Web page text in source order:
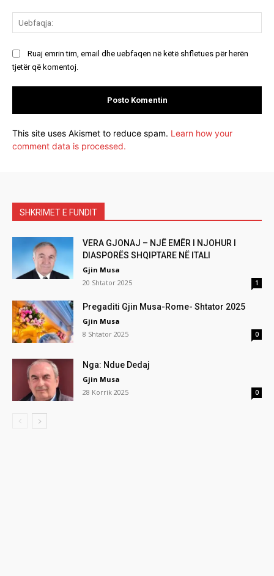
Ruaj emrin tim, email dhe uebfaqen në këtë shfletues për herën
tjetër që komentoj.
This site uses Akismet to reduce spam. Learn how your
comment data is processed.
SHKRIMET E FUNDIT
VERA GJONAJ – NJË EMËR I NJOHUR I
DIASPORËS SHQIPTARE NË ITALI
Gjin Musa
20 Shtator 2025
1
Pregaditi Gjin Musa-Rome- Shtator 2025
Gjin Musa
8 Shtator 2025
0
Nga: Ndue Dedaj
Gjin Musa
28 Korrik 2025
0